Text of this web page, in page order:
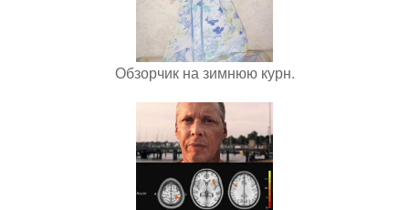
Обзорчик на зимнюю курн.